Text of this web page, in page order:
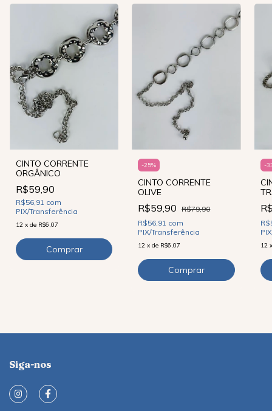
CINTO CORRENTE
ORGÂNICO
R$59,90
R$56,91 com
PIX/Transferência
12 x de R$6,07
-25%
CINTO CORRENTE
OLIVE
R$59,90
R$79,90
R$56,91 com
PIX/Transferência
12 xde R$6,07
-
12
Siga-nos